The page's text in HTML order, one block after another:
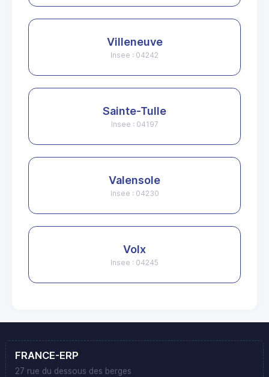
Villeneuve
Insee : 04242
Sainte-Tulle
Insee : 04197
Valensole
Insee : 04230
Volx
Insee : 04245
FRANCE-ERP
27 rue du dessous des berges